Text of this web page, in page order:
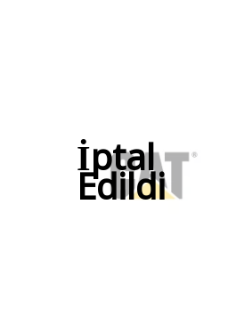
İptal
Edildi